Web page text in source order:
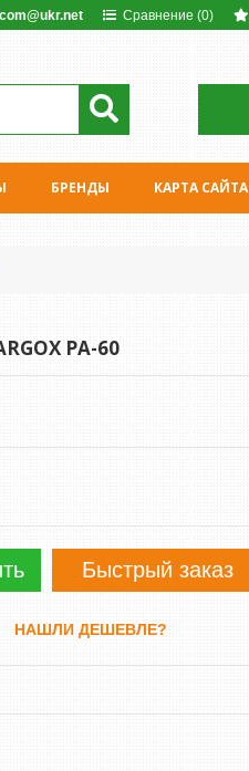
Сравнение (0)
БРЕНДЫ КАРТА САЙТА
PA-60
Быстрый заказ
НАШЛИ ДЕШЕВЛЕ?